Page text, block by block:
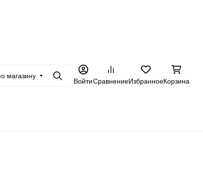
магазину
ПоискВойтиСравнениеИзбранноеКорзина